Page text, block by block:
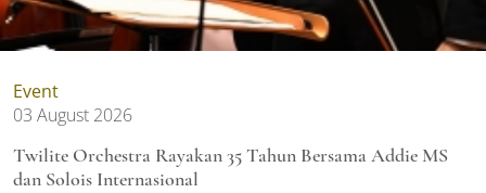
Event
03 August 2026
Twilite Orchestra Rayakan 35 Tahun Bersama Addie MS
dan Solois Internasional